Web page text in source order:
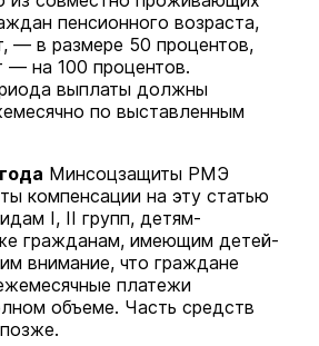
пенсионного возраста,
— в размере 50 процентов,
— на 100 процентов.
выплаты должны
по выставленным
Минсоцзащиты РМЭ
компенсации на эту статью
I, II групп, детям-
гражданам, имеющим детей-
внимание, что граждане
платежи
объеме. Часть средств